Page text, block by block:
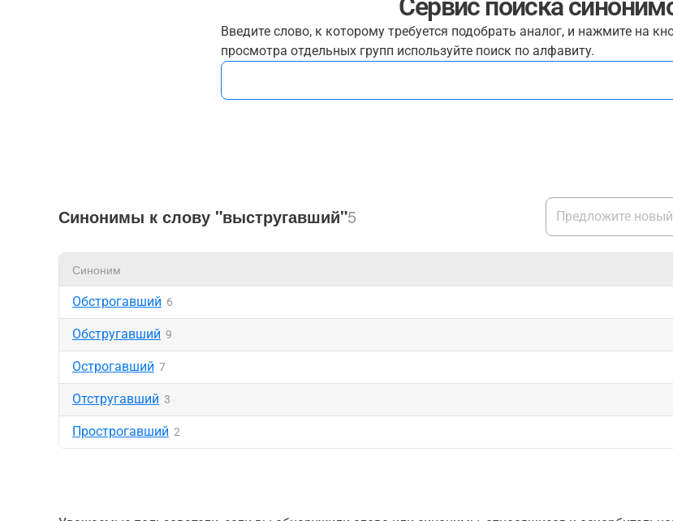
Сервис поиска
Введите слово, к которому требуется подобрать аналог, и нажмите на
просмотра отдельных групп используйте поиск по алфавиту.
Синонимы к слову "выстругавший"5
Синоним
Обстрогавший 6
Обстругавший 9
Острогавший 7
Отстругавший 3
Прострогавший 2